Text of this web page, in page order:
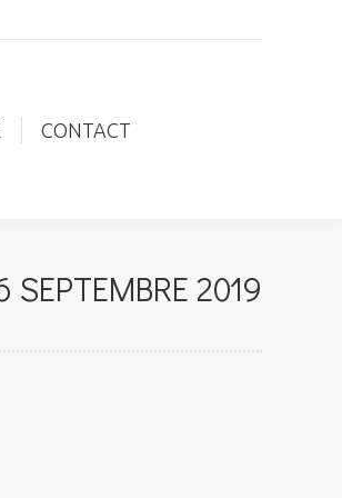
CONTACT
SEPTEMBRE 2019